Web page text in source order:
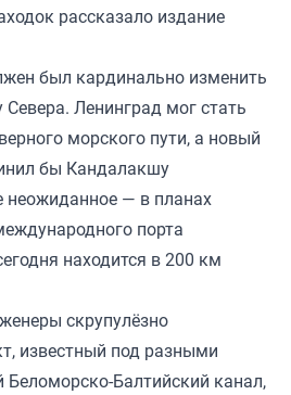
рассказало издание
был кардинально изменить
Ленинград мог стать
морского пути, а новый
бы Кандалакшу
— в планах
порта
находится в 200 км
скрупулёзно
известный под разными
Балтийский канал,